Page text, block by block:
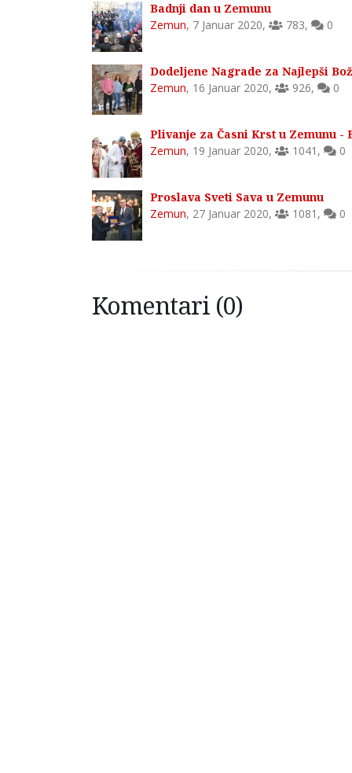
Badnji dan u Zemunu
Zemun, 7 Januar 2020, 783, 0
Dodeljene Nagrade za Najlepši
Zemun, 16 Januar 2020, 926, 0
Plivanje za Časni Krst u Zemunu -
Zemun, 19 Januar 2020, 1041 , 0
Proslava Sveti Sava u Zemunu
Zemun, 27 Januar 2020, 1081 , 0
Komentari (0)